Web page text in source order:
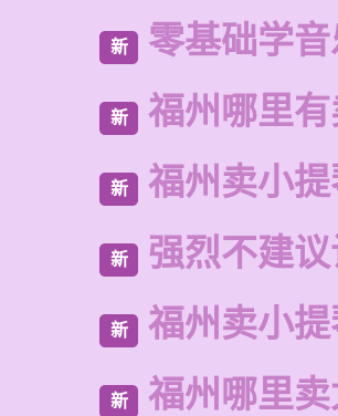
新 零基础学
新 福州哪里
新 福州卖小
新 强烈不建
新 福州卖小
新 福州哪里